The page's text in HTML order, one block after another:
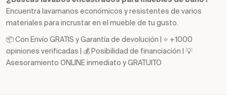
Encuentra lavamanos económicos y resistentes de varios
materiales para incrustar en el mueble de tu gusto.
📦 Con Envío GRATIS y Garantía de devolución | ⭐ +1000
opiniones verificadas | 💰 Posibilidad de financiación | 💡
Asesoramiento ONLINE inmediato y GRATUITO